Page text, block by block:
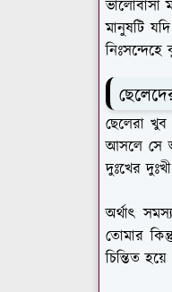
মানুষটি
ছেলেরা
আসলে সে
দুঃখের
অর্থাৎ
তোমার
চিন্তিত